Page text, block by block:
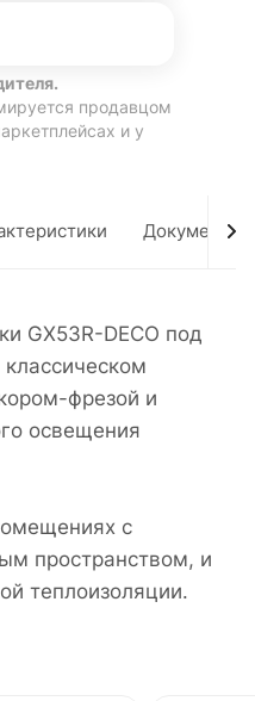
продавцом
и у
Документы
GX53R-DECO под
фрезой и
освещения
с
пространством, и
теплоизоляции.